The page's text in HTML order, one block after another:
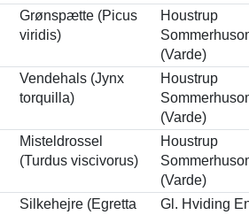
Grønspætte (Picus
viridis)
Houstrup
(Varde)
Vendehals (Jynx
torquilla)
Houstrup
(Varde)
Misteldrossel
(Turdus viscivorus)
Houstrup
(Varde)
Silkehejre (Egretta
Gl. Hviding